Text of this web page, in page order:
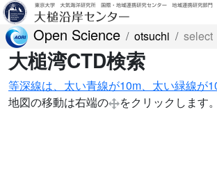
Open Science otsuchi select
大槌湾CTD検索
等深線は、太い青線が10m、太い緑線が
地図の移動は右端の
をクリックします。